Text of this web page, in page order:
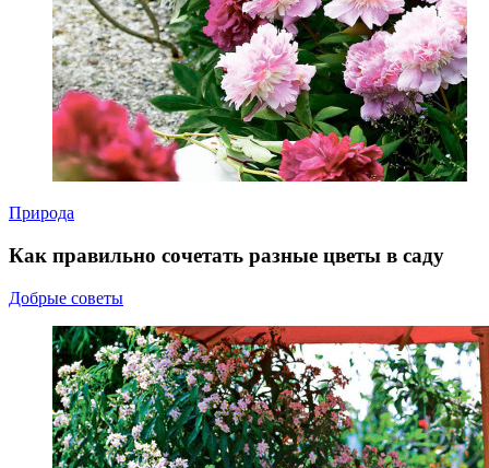
Природа
Как правильно сочетать разные цветы в саду
Добрые советы